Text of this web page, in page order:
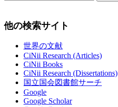
他の検索サイト
世界の文献
CiNii Research (Articles)
CiNii Books
CiNii Research (Dissertations)
国立国会図書館サーチ
Google
Google Scholar